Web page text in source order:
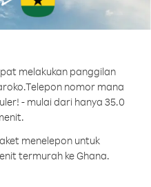
melakukan panggilan
Telepon nomor mana
- mulai dari hanya 35.0
menelepon untuk
termurah ke Ghana.